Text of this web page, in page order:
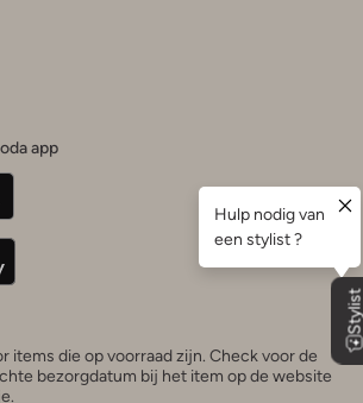
(Français)
app
items die op voorraad zijn. Check voor de
bezorgdatum bij het item op de website